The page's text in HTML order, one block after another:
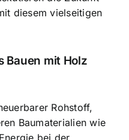
diesem vielseitigen
Bauen mit Holz
Rohstoff,
Baumaterialien wie
bei der